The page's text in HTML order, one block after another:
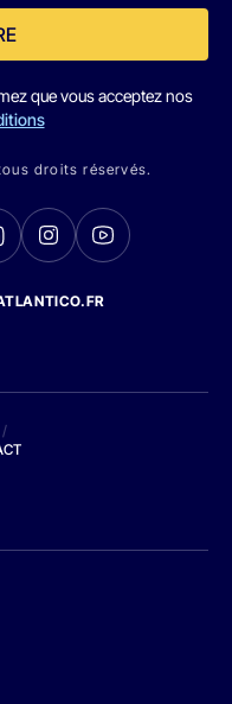
que vous acceptez nos
droits réservés.
/